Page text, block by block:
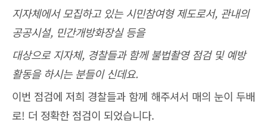
지자체에서 모집하고 있는 시민참여형 제도로서, 관내의
공공시설, 민간개방화장실 등을
대상으로 지자체, 경찰들과 함께 불법촬영 점검 및 예방
활동을 하시는 분들이 신데요.
이번 점검에 저희 경찰들과 함께 해주셔서 매의 눈이 두배
로! 더 정확한 점검이 되었습니다.